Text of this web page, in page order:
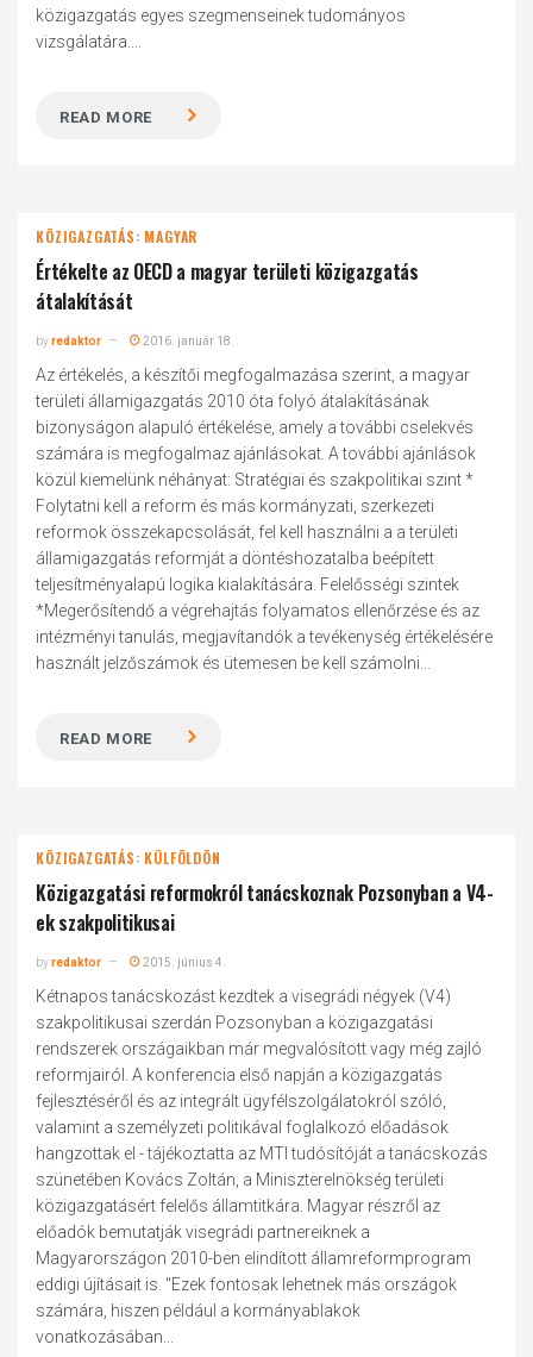
közigazgatás egyes szegmenseinek tudományos
vizsgálatára....
READ MORE
KÖZIGAZGATÁS: MAGYAR
Értékelte az OECD a magyar területi közigazgatás
átalakítását
byredaktor 2016. január 18.
Az értékelés, a készítői megfogalmazása szerint, a magyar
területi államigazgatás 2010 óta folyó átalakításának
bizonyságon alapuló értékelése, amely a további cselekvés
számára is megfogalmaz ajánlásokat. A további ajánlások
közül kiemelünk néhányat: Stratégiai és szakpolitikai szint *
Folytatni kell a reform és más kormányzati, szerkezeti
reformok összekapcsolását, fel kell használni a a területi
államigazgatás reformját a döntéshozatalba beépített
teljesítményalapú logika kialakítására. Felelősségi szintek
*Megerősítendő a végrehajtás folyamatos ellenőrzése és az
intézményi tanulás, megjavítandók a tevékenység értékelésére
használt jelzőszámok és ütemesen be kell számolni...
READ MORE
KÖZIGAZGATÁS: KÜLFÖLDÖN
Közigazgatási reformokról tanácskoznak Pozsonyban a V4-
ek szakpolitikusai
byredaktor 2015. június 4.
Kétnapos tanácskozást kezdtek a visegrádi négyek (V4)
szakpolitikusai szerdán Pozsonyban a közigazgatási
rendszerek országaikban már megvalósított vagy még zajló
reformjairól. A konferencia első napján a közigazgatás
fejlesztéséről és az integrált ügyfélszolgálatokról szóló,
valamint a személyzeti politikával foglalkozó előadások
hangzottak el - tájékoztatta az MTI tudósítóját a tanácskozás
szünetében Kovács Zoltán, a Miniszterelnökség területi
közigazgatásért felelős államtitkára. Magyar részről az
előadók bemutatják visegrádi partnereiknek a
Magyarországon 2010-ben elindított államreformprogram
eddigi újításait is. "Ezek fontosak lehetnek más országok
számára, hiszen például a kormányablakok
vonatkozásában...